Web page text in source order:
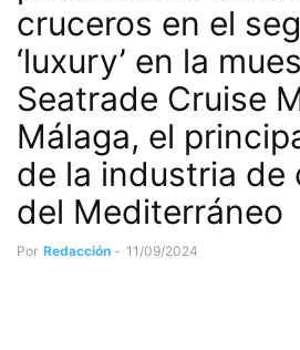
cruceros en el
‘luxury’ en la
Seatrade Cruise
Málaga, el
de la industria de
del Mediterráneo
Por Redacción - 11/09/2024